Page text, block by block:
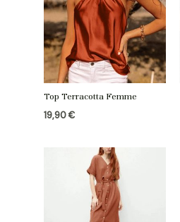
Top Terracotta Femme
19,90€